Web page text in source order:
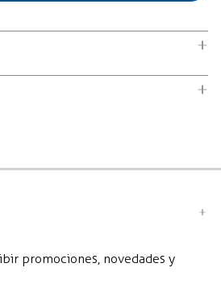
Algodón Para Jovenes Y
soles
promociones, novedades y